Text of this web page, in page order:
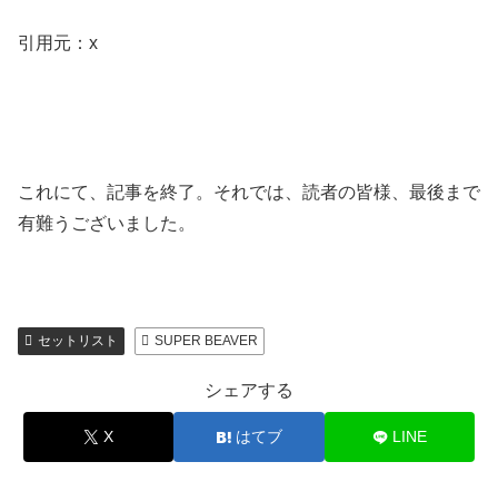
引用元：x
これにて、記事を終了。それでは、読者の皆様、最後まで
有難うございました。
セットリスト SUPER BEAVER
シェアする
X はてブ LINE